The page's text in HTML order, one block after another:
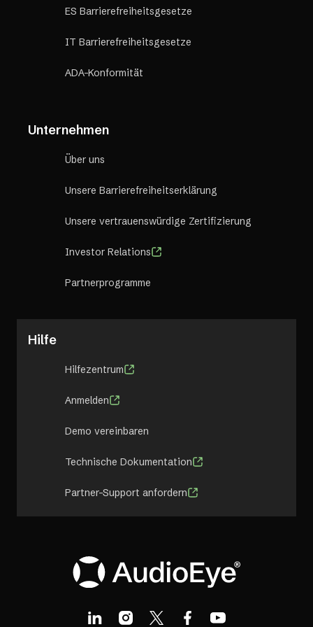
ES Barrierefreiheitsgesetze
IT Barrierefreiheitsgesetze
ADA-Konformität
Unternehmen
Über uns
Unsere Barrierefreiheitserklärung
Unsere vertrauenswürdige Zertifizierung
Investor Relations
Partnerprogramme
Hilfe
Hilfezentrum
Anmelden
Demo vereinbaren
Technische Dokumentation
Partner-Support anfordern